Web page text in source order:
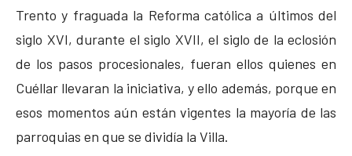
Trento y fraguada la Reforma católica a últimos del
siglo XVI, durante el siglo XVII, el siglo de la eclosión
de los pasos procesionales, fueran ellos quienes en
Cuéllar llevaran la iniciativa, y ello además, porque en
esos momentos aún están vigentes la mayoría de las
parroquias en que se dividía la Villa.